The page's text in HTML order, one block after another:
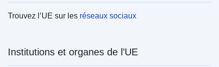
Trouvez l’UE sur les réseaux sociaux
Institutions et organes de l’UE